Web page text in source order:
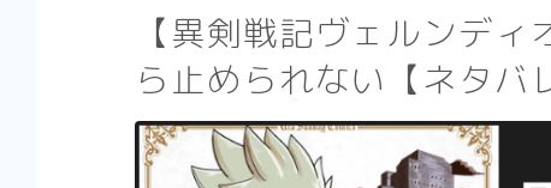
【異剣戦記ヴェルンデ
ら止められない【ネタバ